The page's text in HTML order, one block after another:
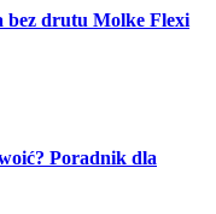
bez drutu Molke Flexi
Poradnik dla